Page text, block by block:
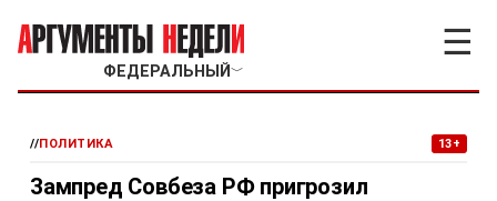
ФЕДЕРАЛЬНЫЙ ﹀
☰
//ПОЛИТИКА 13+
Зампред Совбеза РФ пригрозил